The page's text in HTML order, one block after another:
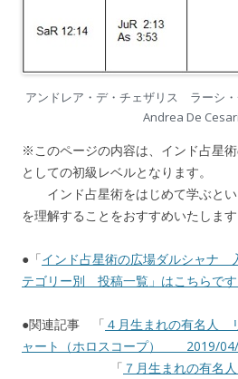
アンドレア・デ・チェザリス ラーシ
Andrea De
※このページの内容は、インド占星
としての初級レベルとなります。
インド占星術をはじめて学ぶとい
を理解することをおすすめいたします
●「インド占星術の広場ダルシャナ
テゴリー別 投稿一覧」はこちらです
●関連記事 「 ４月生まれの有名人
ャート（ホロスコープ） 2019/
「 ７月生まれの有名